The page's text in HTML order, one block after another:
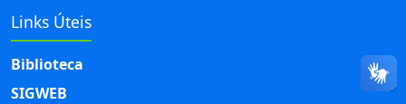
Links Úteis
Biblioteca
SIGWEB